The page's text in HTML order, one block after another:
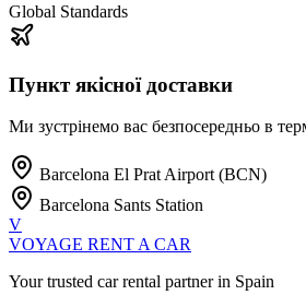
Global Standards
Пункт якісної доставки
Ми зустрінемо вас безпосередньо в
Barcelona El Prat Airport (BCN)
Barcelona Sants Station
V
VOYAGE RENT A CAR
Your trusted car rental partner in Spain